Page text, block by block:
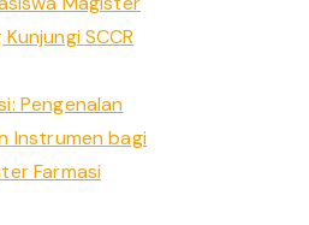
SCCR
Pengenalan
Instrumen bagi
Farmasi